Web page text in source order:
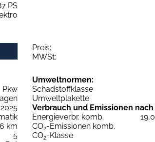
PS
Preis:
MWSt:
Pkw
km
5
Umweltnormen:
Schadstoffklasse
Umweltplakette
Verbrauch und Emissionen nach
Energieverbr. komb.
CO2-Emissionen komb.
CO2-Klasse